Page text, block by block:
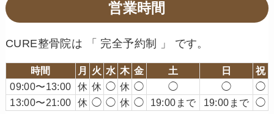
営業時間
CURE整骨院は 「 完全予約制 」 です。
時間 月 火 水 木 金 土 日
祝
09:00〜13:00
休 休 ◯ 休 ◯ ◯ ◯
◯
13:00〜21:00
休 ◯ ◯ 休 ◯ 19:00まで 19:00まで ◯